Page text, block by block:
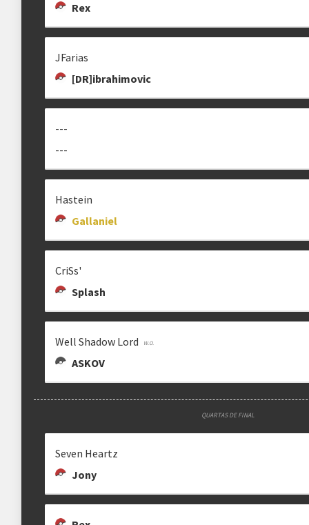
Rex
JFarias
[DR]ibrahimovic
---
---
Hastein
Gallaniel
CriSs'
Splash
Well Shadow Lord
ASKOV
QUARTAS DE FINAL
Seven Heartz
Jony